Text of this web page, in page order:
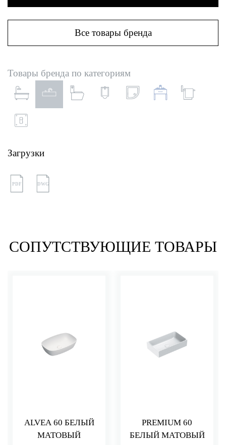
Все товары бренда
Товары бренда по категориям
Загрузки
PDF DWG
СОПУТСТВУЮЩИЕ ТОВАРЫ
ALVEA 60 БЕЛЫЙ
МАТОВЫЙ
PREMIUM 60
БЕЛЫЙ МАТОВЫЙ